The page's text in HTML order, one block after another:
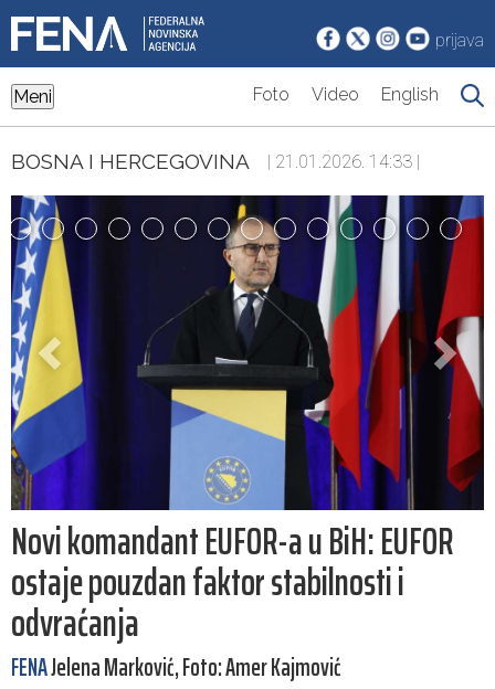
prijava
Meni Foto Video English
BOSNA I HERCEGOVINA | 21.01.2026. 14:33 |
Novi komandant EUFOR-a u BiH: EUFOR
ostaje pouzdan faktor stabilnosti i
odvraćanja
FENAJelena Marković, Foto: Amer Kajmović